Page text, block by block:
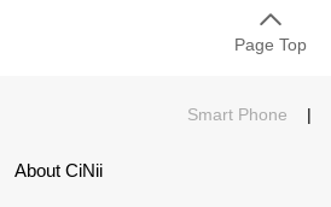
Page Top
Smart Phone |
About CiNii